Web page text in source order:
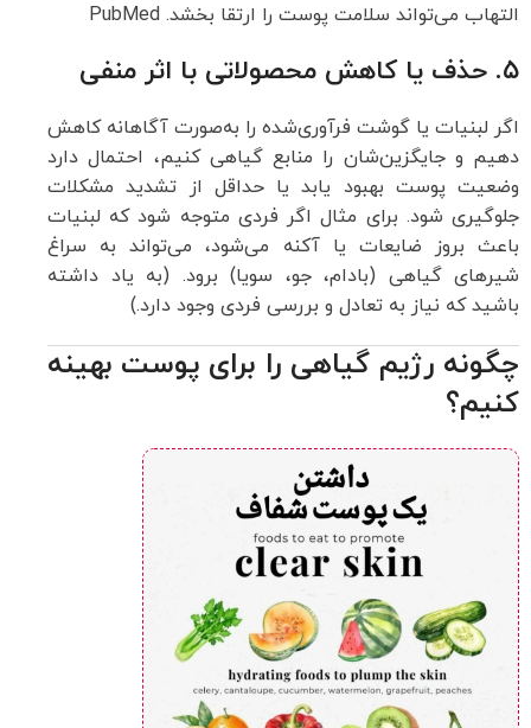
التهاب می‌تواند سلامت پوست را ارتقا بخشد. PubMed
۵. حذف یا کاهش محصولاتی با اثر منفی
اگر لبنیات یا گوشت فرآوری‌شده را به‌صورت آگاهانه کاهش
دهیم و جایگزین‌شان را منابع گیاهی کنیم، احتمال دارد
وضعیت پوست بهبود یابد یا حداقل از تشدید مشکلات
جلوگیری شود. برای مثال اگر فردی متوجه شود که لبنیات
باعث بروز ضایعات یا آکنه می‌شود، می‌تواند به سراغ
شیرهای گیاهی (بادام، جو، سویا) برود. (به یاد داشته
باشید که نیاز به تعادل و بررسی فردی وجود دارد.)
چگونه رژیم گیاهی را برای پوست بهینه
کنیم؟